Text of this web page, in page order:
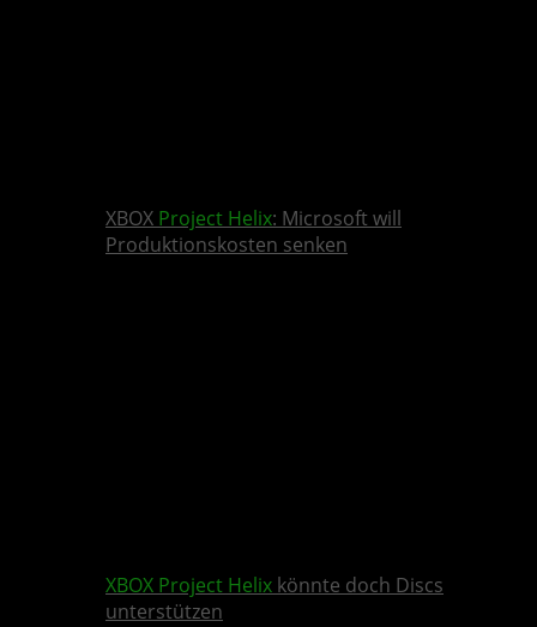
XBOX Project Helix: Microsoft will
Produktionskosten senken
XBOX Project Helix könnte doch Discs
unterstützen